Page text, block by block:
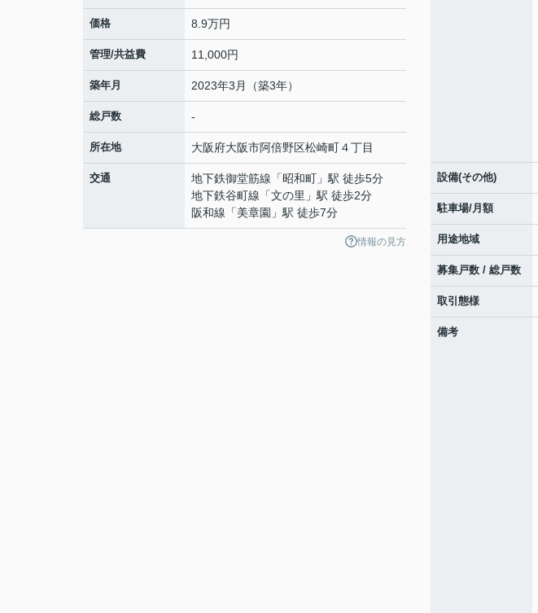
価格 8.9万円
管理/共益費 11,000円
築年月 2023年3月（築3年）
総戸数 -
所在地 大阪府大阪市阿倍野区松崎町４丁目
交通 地下鉄御堂筋線 「昭和町 」駅 徒歩5分
地下鉄谷町線 「文の里 」駅 徒歩2分
阪和線 「美章園 」駅 徒歩7分
情報の見方
設備(その他)
駐車場/月額
用途地域
募集戸数 / 総戸数
取引態様
備考